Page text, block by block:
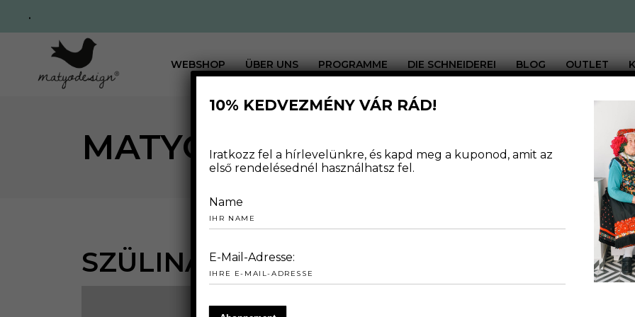
.
WEBSHOP ÜBER UNS PROGRAMME DIE SCHNEIDEREI BLOG OUTLET
MATYODESIGN
SZÜLINAP
10% KEDVEZMÉNY VÁR RÁD!
Iratkozz fel a hírlevelünkre, és kapd meg a kuponod, amit az
első rendelésednél használhatsz fel.
Name
E-Mail-Adresse: